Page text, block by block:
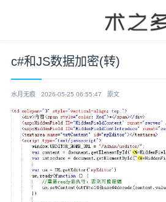
c#和JS数据加密(转)
水月无痕 2026-05-25 06:55:47 原文